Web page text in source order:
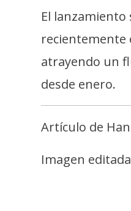
El lanzamiento
recientemente
atrayendo un
desde enero.
Artículo de
Imagen